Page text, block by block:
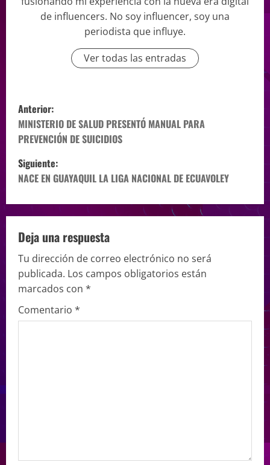
de influencers. No soy influencer, soy una
periodista que influye.
Ver todas las entradas
Anterior:
MINISTERIO DE SALUD PRESENTÓ MANUAL PARA
PREVENCIÓN DE SUICIDIOS
Siguiente:
NACE EN GUAYAQUIL LA LIGA NACIONAL DE ECUAVOLEY
Deja una respuesta
Tu dirección de correo electrónico no será
publicada. Los campos obligatorios están
marcados con *
Comentario *